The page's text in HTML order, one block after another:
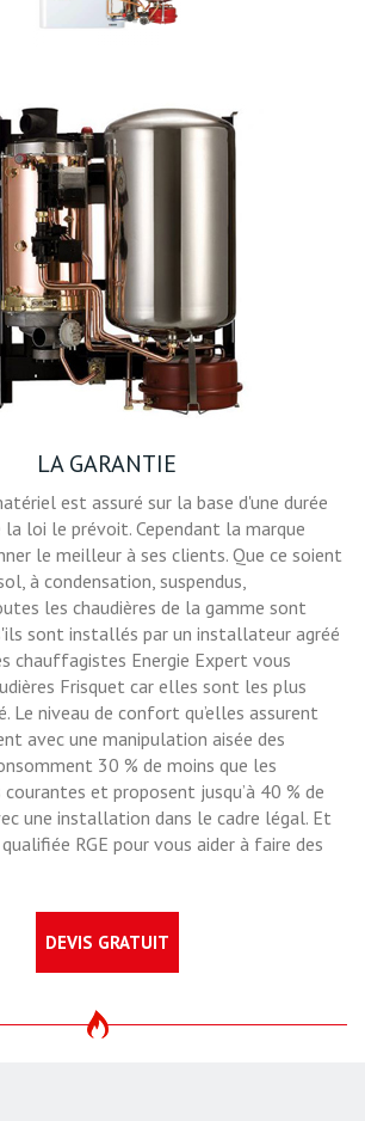
LA GARANTIE
est assuré sur la base d'une durée
la loi le prévoit. Cependant la marque
le meilleur à ses clients. Que ce soient
à condensation, suspendus,
les chaudières de la gamme sont
sont installés par un installateur agréé
chauffagistes Energie Expert vous
Frisquet car elles sont les plus
Le niveau de confort qu’elles assurent
avec une manipulation aisée des
30 % de moins que les
et proposent jusqu’à 40 % de
une installation dans le cadre légal. Et
RGE pour vous aider à faire des
DEVIS GRATUIT